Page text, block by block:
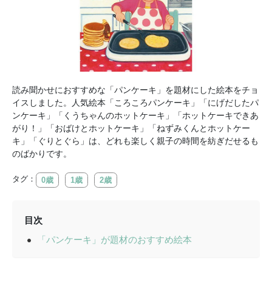
読み聞かせにおすすめな「パンケーキ」を題材にした絵本をチョ
イスしました。人気絵本「ころころパンケーキ」「にげだしたパ
ンケーキ」「くうちゃんのホットケーキ」「ホットケーキできあ
がり！」「おばけとホットケーキ」「ねずみくんとホットケー
キ」「ぐりとぐら」は、どれも楽しく親子の時間を紡ぎだせるも
のばかりです。
タグ： 0歳 1歳 2歳
目次
「パンケーキ」が題材のおすすめ絵本